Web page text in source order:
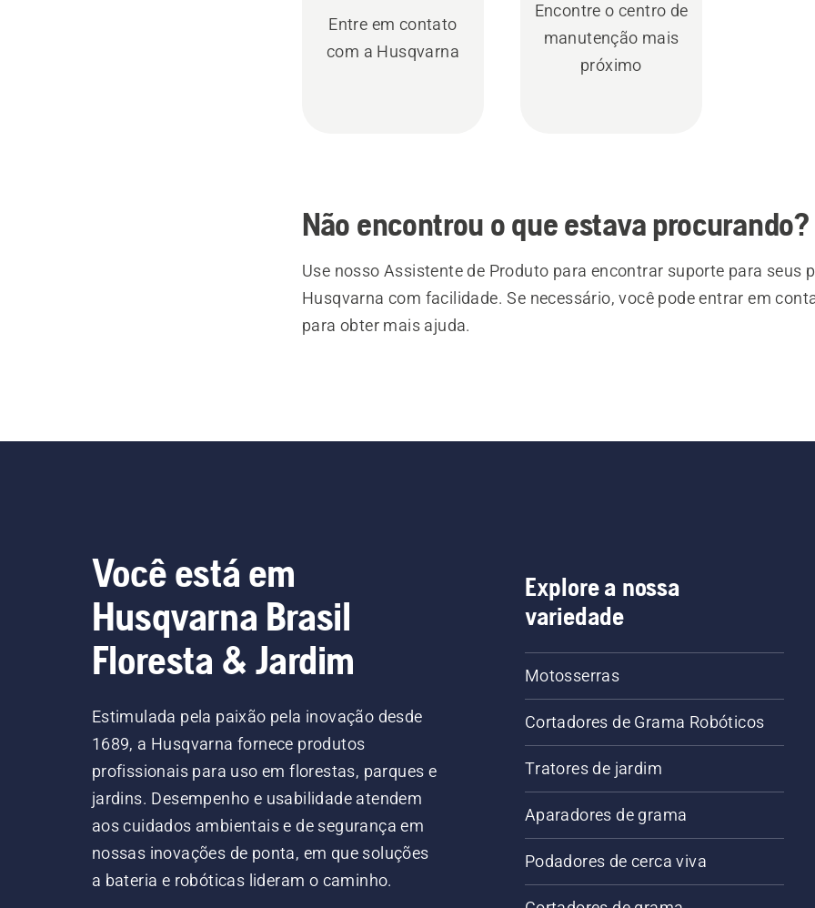
Entre em contato
com a Husqvarna
Encontre o centro de
manutenção mais
próximo
Não encontrou o que estava procurando?
Use nosso Assistente de Produto para encontrar suporte para seus
Husqvarna com facilidade. Se necessário, você pode entrar em
para obter mais ajuda.
Você está em
Husqvarna Brasil
Floresta & Jardim
Estimulada pela paixão pela inovação desde
1689, a Husqvarna fornece produtos
profissionais para uso em florestas, parques e
jardins. Desempenho e usabilidade atendem
aos cuidados ambientais e de segurança em
nossas inovações de ponta, em que soluções
a bateria e robóticas lideram o caminho.
Explore a nossa
variedade
Motosserras
Cortadores de Grama Robóticos
Tratores de jardim
Aparadores de grama
Podadores de cerca viva